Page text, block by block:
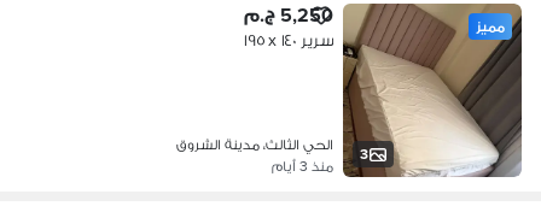
3
مميز 5,250 ج.م
سرير ١٤٠ x ١٩٥
الحي الثالث، مدينة الشروق
منذ 3 أيام